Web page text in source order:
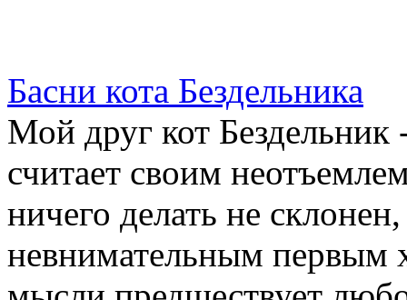
Басни кота Бездельника
Мой друг кот
считает своим
ничего делать не
невнимательным первым